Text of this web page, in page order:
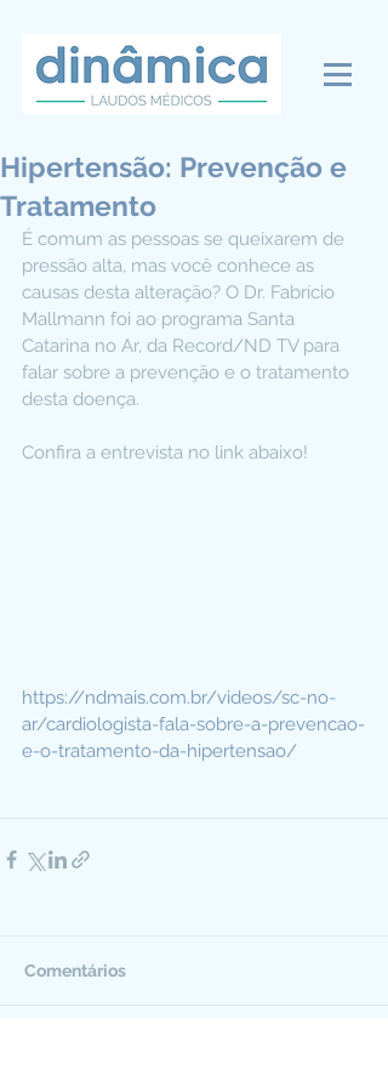
Hipertensão: Prevenção e
Tratamento
É comum as pessoas se queixarem de
pressão alta, mas você conhece as
causas desta alteração? O Dr. Fabrício
Mallmann foi ao programa Santa
Catarina no Ar, da Record/ND TV para
falar sobre a prevenção e o tratamento
desta doença.
Confira a entrevista no link abaixo!
https://ndmais.com.br/videos/sc-no-
ar/cardiologista-fala-sobre-a-prevencao-
e-o-tratamento-da-hipertensao/
Comentários